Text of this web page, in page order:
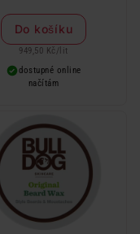
Do košíku
949,50 Kč / lit
dostupné online
načítám